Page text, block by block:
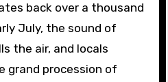
back over a thousand
July, the sound of
the air, and locals
grand procession of